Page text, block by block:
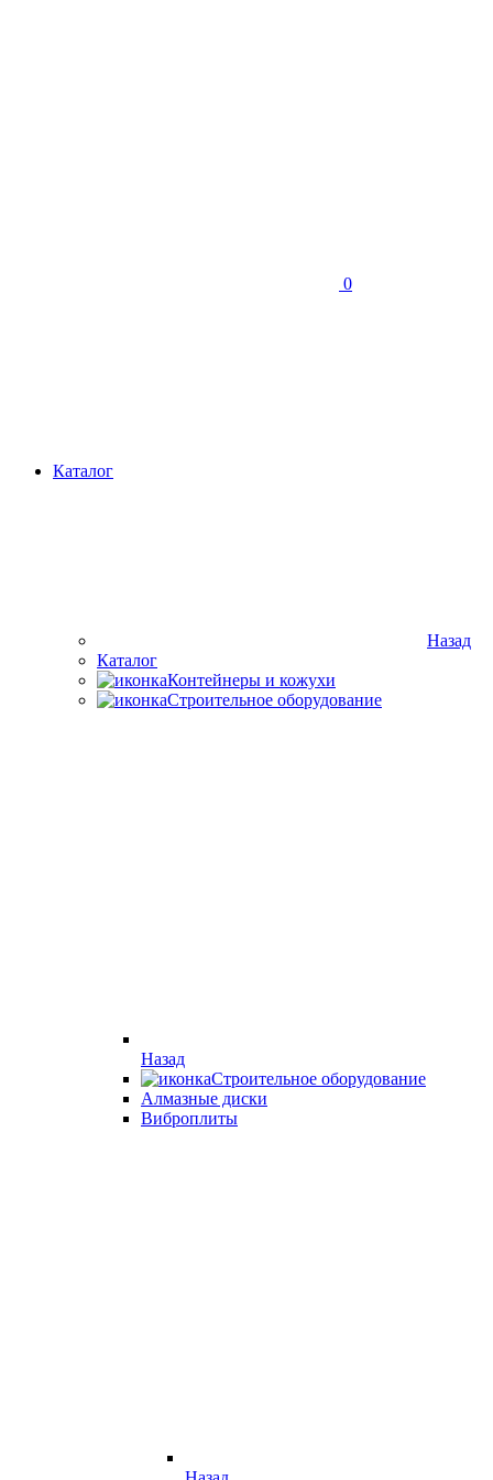
0
Каталог
Назад
Каталог
Контейнеры и кожухи
Строительное оборудование
Назад
Строительное оборудование
Алмазные диски
Виброплиты